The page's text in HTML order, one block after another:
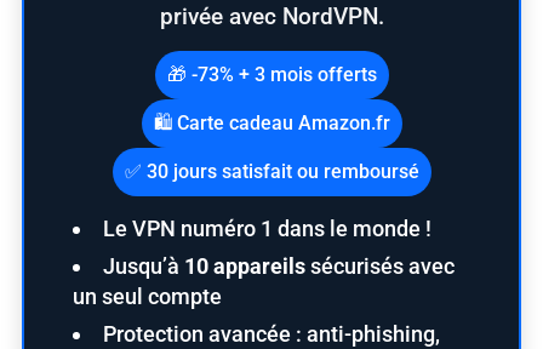
privée avec NordVPN.
🎁 -73% + 3 mois offerts
🛍️ Carte cadeau Amazon.fr
✅ 30 jours satisfait ou remboursé
Le VPN numéro 1 dans le monde !
Jusqu’à 10 appareilssécurisés avec
un seul compte
Protection avancée : anti-phishing,